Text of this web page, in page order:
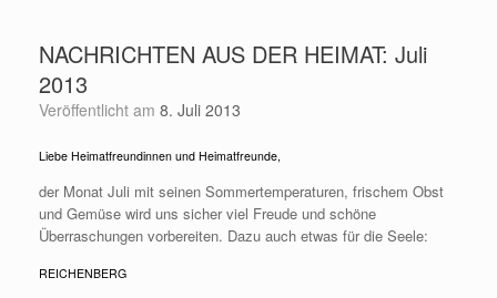
springenNACHRICHTEN AUS DER HEIMAT: Juli
2013
Veröffentlicht am 8. Juli 2013
Liebe Heimatfreundinnen und Heimatfreunde,
der Monat Juli mit seinen Sommertemperaturen, frischem Obst
und Gemüse wird uns sicher viel Freude und schöne
Überraschungen vorbereiten. Dazu auch etwas für die Seele:
REICHENBERG